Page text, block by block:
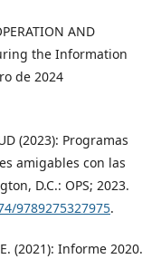
AND
the Information
de 2024
(2023): Programas
amigables con las
D.C.: OPS; 2023.
9789275327975.
(2021): Informe 2020.